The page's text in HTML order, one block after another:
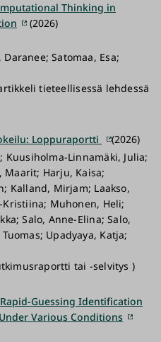
Thinking in
(2026)
Satomaa, Esa;
tieteellisessä lehdessä
Loppuraportti
(2026)
Kuusiholma-Linnamäki, Julia;
Harju, Kaisa;
Kalland, Mirjam; Laakso,
Kristiina; Muhonen, Heli;
Salo, Anne-Elina; Salo,
Upadyaya, Katja;
tai -selvitys )
Guessing Identification
Various Conditions